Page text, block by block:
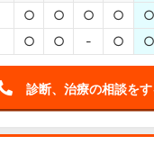
○ ○ ○ ○ ○
○ ○ - ○ ○
診断、治療の相談をす